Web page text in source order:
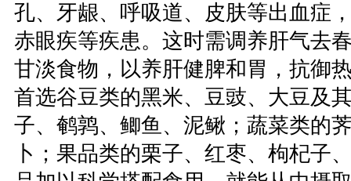
孔、牙龈、呼吸道、皮肤等出血症
赤眼疾等疾患。这时需调养肝气去
甘淡食物，以养肝健脾和胃，抗御
首选谷豆类的黑米、豆豉、大豆及
子、鹌鹑、鲫鱼、泥鳅；蔬菜类的
卜；果品类的栗子、红枣、枸杞子